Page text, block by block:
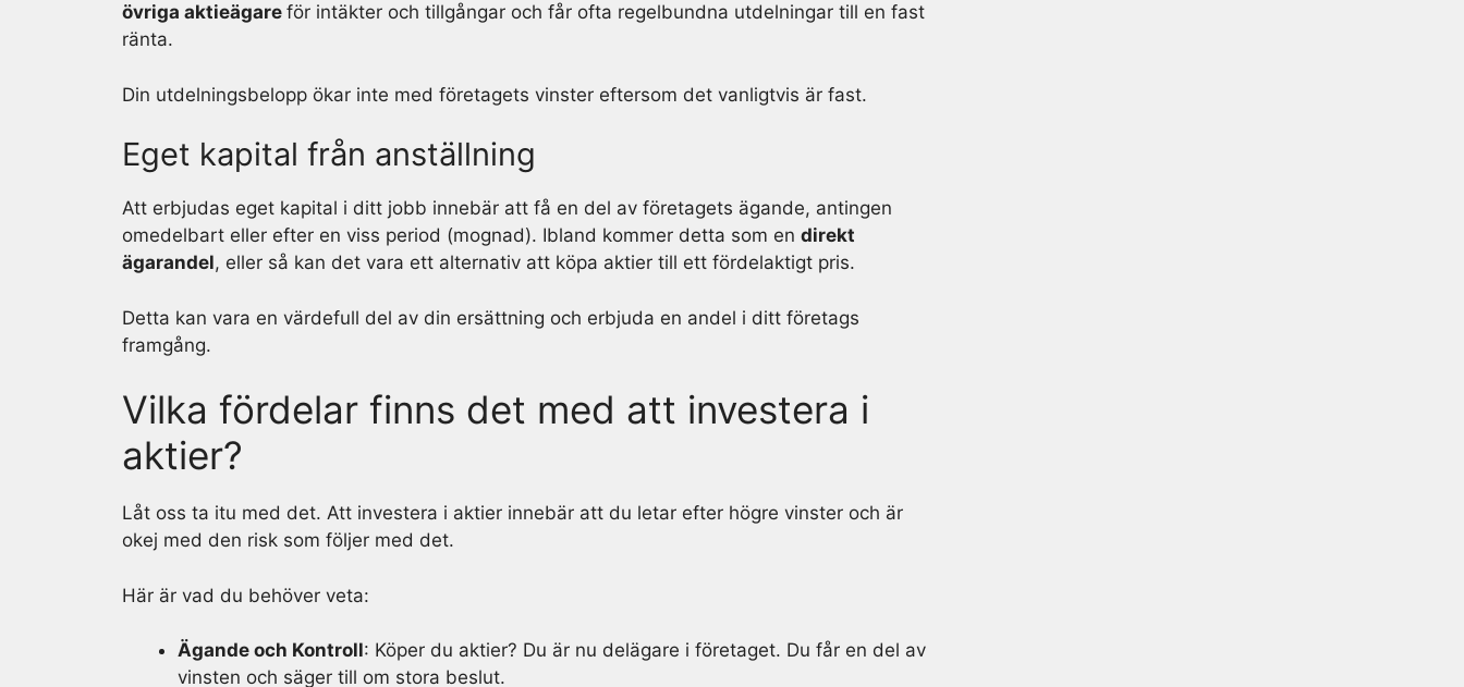
övriga aktieägare för intäkter och tillgångar och får ofta regelbundna utdelningar till en fast
ränta.
Din utdelningsbelopp ökar inte med företagets vinster eftersom det vanligtvis är fast.
Eget kapital från anställning
Att erbjudas eget kapital i ditt jobb innebär att få en del av företagets ägande, antingen
omedelbart eller efter en viss period (mognad). Ibland kommer detta som en direkt
ägarandel, eller så kan det vara ett alternativ att köpa aktier till ett fördelaktigt pris.
Detta kan vara en värdefull del av din ersättning och erbjuda en andel i ditt företags
framgång.
Vilka fördelar finns det med att investera i
aktier?
Låt oss ta itu med det. Att investera i aktier innebär att du letar efter högre vinster och är
okej med den risk som följer med det.
Här är vad du behöver veta:
Ägande och Kontroll: Köper du aktier? Du är nu delägare i företaget. Du får en del av
vinsten och säger till om stora beslut.